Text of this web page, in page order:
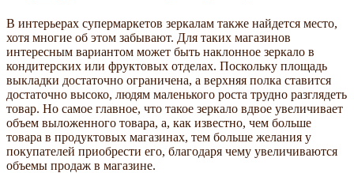
В интерьерах супермаркетов зеркалам также найдется место,
хотя многие об этом забывают. Для таких магазинов
интересным вариантом может быть наклонное зеркало в
кондитерских или фруктовых отделах. Поскольку площадь
выкладки достаточно ограничена, а верхняя полка ставится
достаточно высоко, людям маленького роста трудно разглядеть
товар. Но самое главное, что такое зеркало вдвое увеличивает
объем выложенного товара, а, как известно, чем больше
товара в продуктовых магазинах, тем больше желания у
покупателей приобрести его, благодаря чему увеличиваются
объемы продаж в магазине.